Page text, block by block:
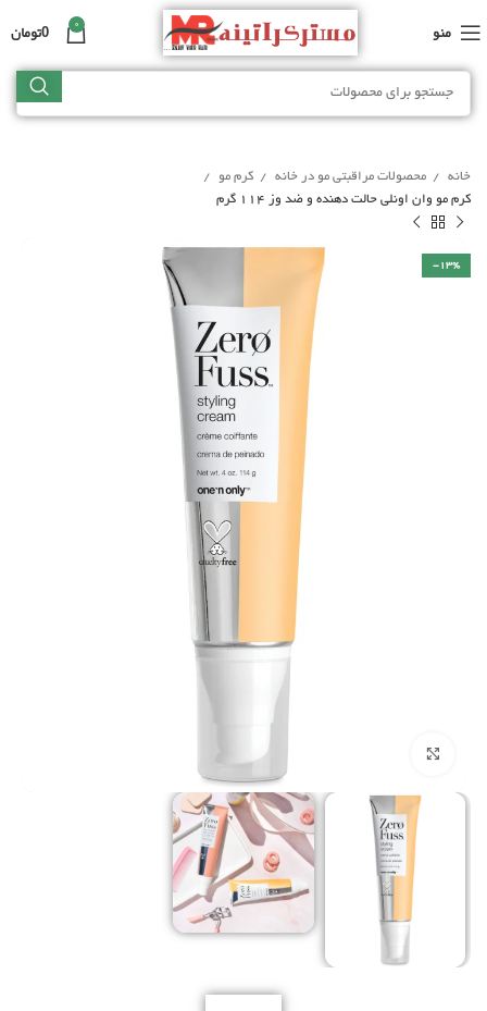
منو 0
0تومان
خانه محصولات مراقبتی مو در خانه
کرم مو
کرم مو وان اونلی حالت دهنده و ضد وز 114 گرم
-13%